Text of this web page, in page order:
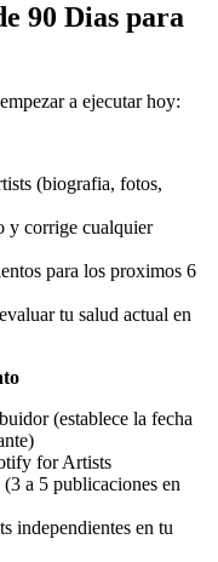
90 Dias para
a ejecutar hoy:
(biografia, fotos,
y corrige cualquier
para los proximos 6
tu salud actual en
(establece la fecha
for Artists
a 5 publicaciones en
independientes en tu